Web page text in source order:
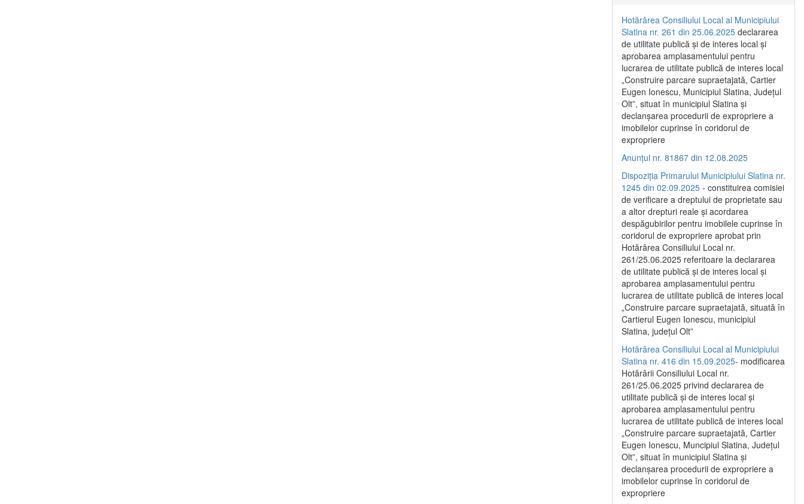
Hotărârea Consiliului Local al Municipiului
Slatina nr. 261 din 25.06.2025 declararea
de utilitate publică și de interes local și
aprobarea amplasamentului pentru
lucrarea de utilitate publică de interes local
„Construire parcare supraetajată, Cartier
Eugen Ionescu, Municipiul Slatina, Județul
Olt”, situat în municipiul Slatina și
declanșarea procedurii de expropriere a
imobilelor cuprinse în coridorul de
expropriere
Anunțul nr. 81867 din 12.08.2025
Dispoziția Primarului Municipiului Slatina nr.
1245 din 02.09.2025 - constituirea comisiei
de verificare a dreptului de proprietate sau
a altor drepturi reale și acordarea
despăgubirilor pentru imobilele cuprinse în
coridorul de expropriere aprobat prin
Hotărârea Consiliului Local nr.
261/25.06.2025 referitoare la declararea
de utilitate publică și de interes local și
aprobarea amplasamentului pentru
lucrarea de utilitate publică de interes local
„Construire parcare supraetajată, situată în
Cartierul Eugen Ionescu, municipiul
Slatina, județul Olt”
Hotărârea Consiliului Local al Municipiului
Slatina nr. 416 din 15.09.2025- modificarea
Hotărârii Consiliului Local nr.
261/25.06.2025 privind declararea de
utilitate publică și de interes local și
aprobarea amplasamentului pentru
lucrarea de utilitate publică de interes local
„Construire parcare supraetajată, Cartier
Eugen Ionescu, Muncipiul Slatina, Județul
Olt”, situat în municipiul Slatina și
declanșarea procedurii de expropriere a
imobilelor cuprinse în coridorul de
expropriere